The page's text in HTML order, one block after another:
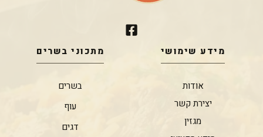
מידע שימושי
אודות
יצירת קשר
מגזין
מתכוני בשרים
בשרים
עוף
דגים